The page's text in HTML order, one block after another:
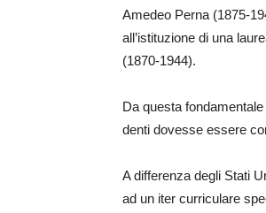
Amedeo Perna (1875-
all’istituzione di una
(1870-1944).
Da questa
denti dovesse essere
A differenza degli Stati
ad un iter curriculare